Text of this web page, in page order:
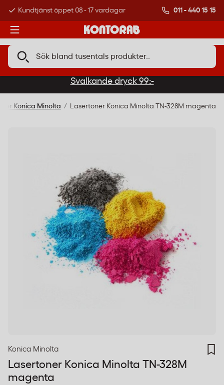
Kundtjänst öppet 08 - 17 vardagar Över 500 000
011 - 440 15 15
Svalkande dryck 99:-
Konica Minolta Lasertoner Konica Minolta TN-328M magenta
Konica Minolta
Lasertoner Konica Minolta TN-328M
magenta